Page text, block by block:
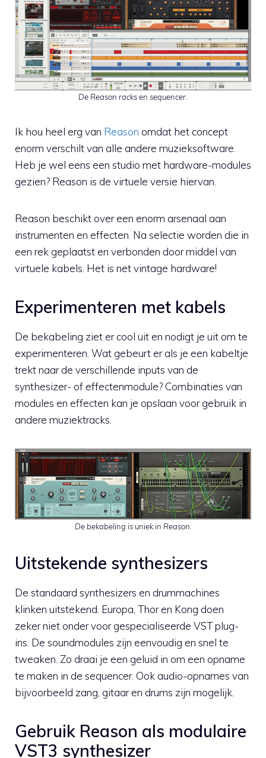
De Reason racks en sequencer.
Ik hou heel erg van Reason omdat het concept
enorm verschilt van alle andere muzieksoftware.
Heb je wel eens een studio met hardware-modules
gezien? Reason is de virtuele versie hiervan.
Reason beschikt over een enorm arsenaal aan
instrumenten en effecten. Na selectie worden die in
een rek geplaatst en verbonden door middel van
virtuele kabels. Het is net vintage hardware!
Experimenteren met kabels
De bekabeling ziet er cool uit en nodigt je uit om te
experimenteren. Wat gebeurt er als je een kabeltje
trekt naar de verschillende inputs van de
synthesizer- of effectenmodule? Combinaties van
modules en effecten kan je opslaan voor gebruik in
andere muziektracks.
De bekabeling is uniek in Reason.
Uitstekende synthesizers
De standaard synthesizers en drummachines
klinken uitstekend. Europa, Thor en Kong doen
zeker niet onder voor gespecialiseerde VST plug-
ins. De soundmodules zijn eenvoudig en snel te
tweaken. Zo draai je een geluid in om een opname
te maken in de sequencer. Ook audio-opnames van
bijvoorbeeld zang, gitaar en drums zijn mogelijk.
Gebruik Reason als modulaire
VST3 synthesizer